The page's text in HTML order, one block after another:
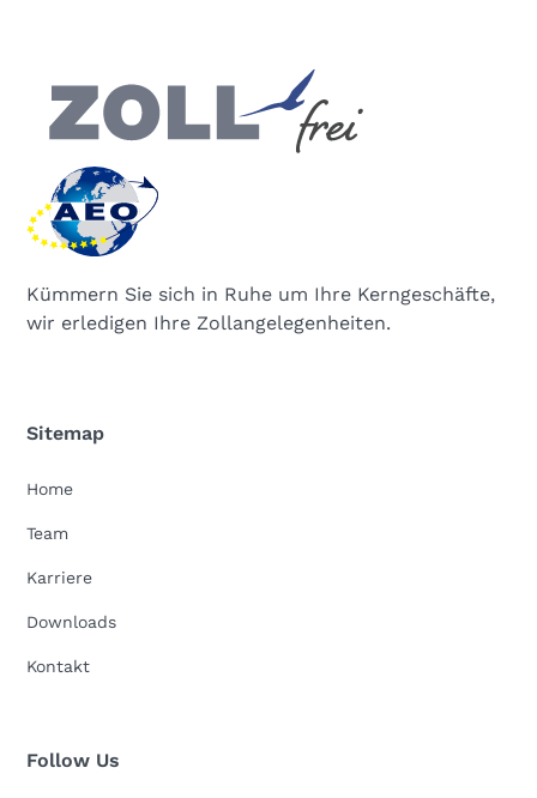
Kümmern Sie sich in Ruhe um Ihre Kerngeschäfte,
wir erledigen Ihre Zollangelegenheiten.
Sitemap
Home
Team
Karriere
Downloads
Kontakt
Follow Us